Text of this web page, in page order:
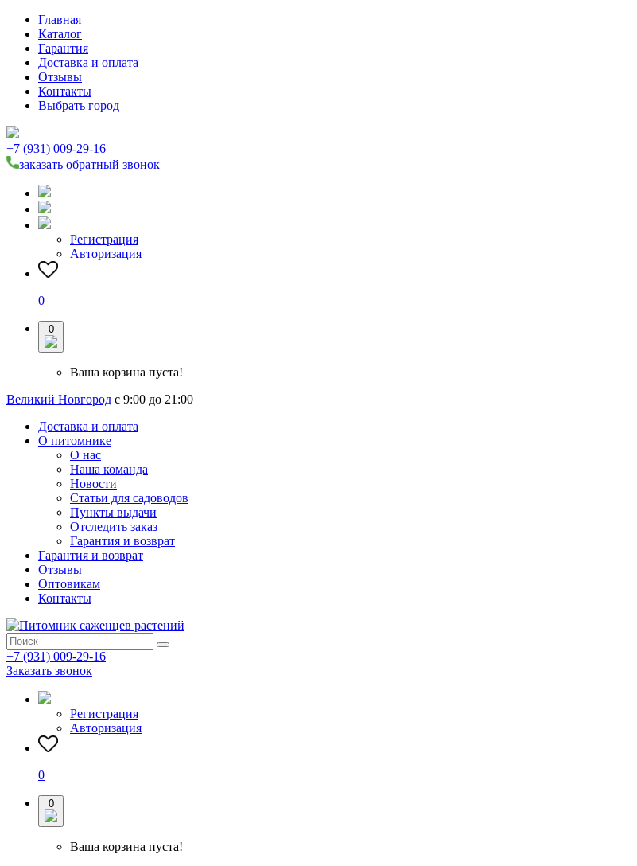
Главная
Каталог
Гарантия
Доставка и оплата
Отзывы
Контакты
Выбрать город
+7 (931) 009-29-16
заказать обратный звонок
Регистрация
Авторизация
0
0
Ваша корзина пуста!
Великий Новгород с 9:00 до 21:00
Доставка и оплата
О питомнике
О нас
Наша команда
Новости
Статьи для садоводов
Пункты выдачи
Отследить заказ
Гарантия и возврат
Гарантия и возврат
Отзывы
Оптовикам
Контакты
+7 (931) 009-29-16
Заказать звонок
Регистрация
Авторизация
0
0
Ваша корзина пуста!